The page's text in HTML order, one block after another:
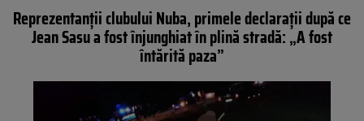
Reprezentanții clubului Nuba, primele declarații după ce
Jean Sasu a fost înjunghiat în plină stradă: „A fost
întărită paza”